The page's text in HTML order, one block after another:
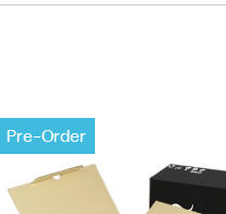
Pre-Order